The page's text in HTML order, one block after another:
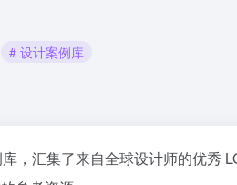
# 设计案例库
，汇集了来自全球设计师的优秀